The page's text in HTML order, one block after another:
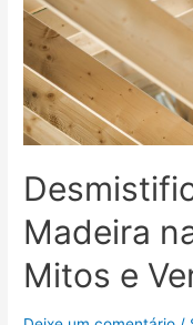
Madeira
Mitos e